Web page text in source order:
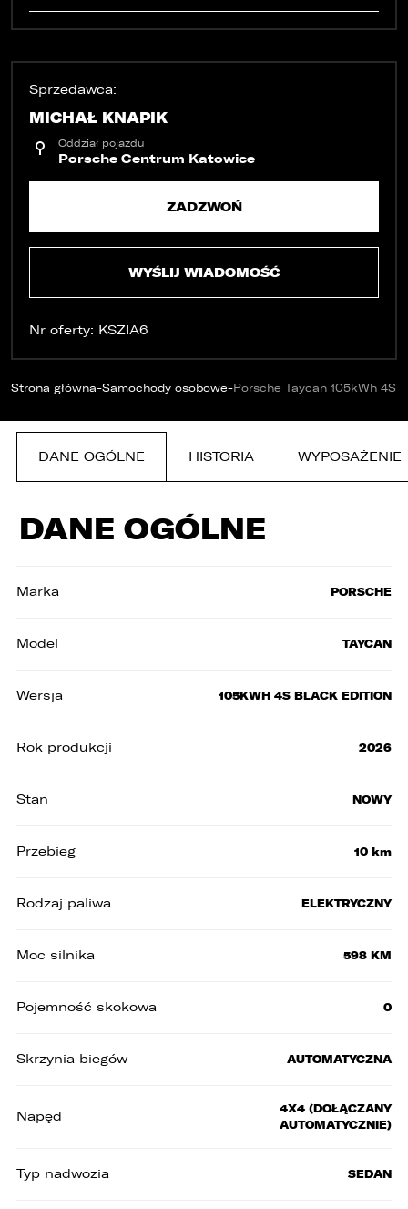
Sprzedawca:
MICHAŁ KNAPIK
Oddział pojazdu
Porsche Centrum Katowice
ZADZWOŃ
WYŚLIJ WIADOMOŚĆ
Nr oferty: KSZIA6
Strona główna-Samochody osobowe-Porsche Taycan 105kWh 4S
DANE OGÓLNE HISTORIA WYPOSAŻENIE
DANE OGÓLNE
Marka PORSCHE
Model TAYCAN
Wersja 105KWH 4S BLACK EDITION
Rok produkcji 2026
Stan NOWY
Przebieg 10 km
Rodzaj paliwa ELEKTRYCZNY
Moc silnika 598 KM
Pojemność skokowa 0
Skrzynia biegów AUTOMATYCZNA
Napęd
4X4 (DOŁĄCZANY
AUTOMATYCZNIE)
Typ nadwozia SEDAN
PORÓWNYWARKA JEST PEŁNA!
ZASTĄP
UDOSTĘPNIANIE
FACEBOOK
EMAIL